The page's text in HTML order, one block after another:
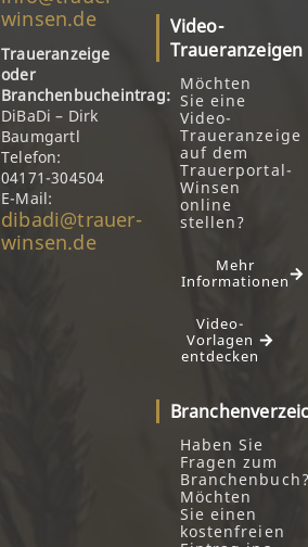
winsen.de
Traueranzeige
oder
Branchenbucheintrag:
DiBaDi – Dirk
Baumgartl
Telefon:
04171-304504
E-Mail:
dibadi@trauer-
winsen.de
Video-
Traueranzeigen
Möchten
Sie eine
Video-
Traueranzeige
auf dem
Trauerportal-
Winsen
online
stellen?
Mehr
Informationen
Video-
Vorlagen
entdecken
Haben Sie
Fragen zum
Möchten
Sie einen
kostenfreien